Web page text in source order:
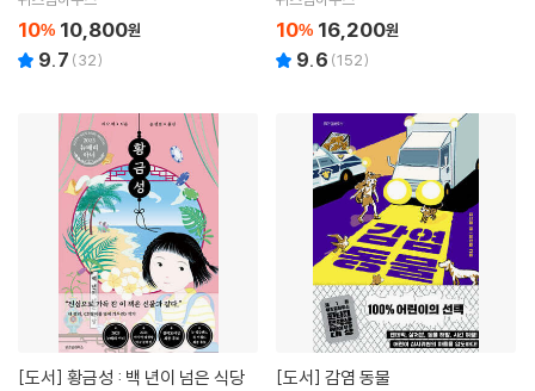
10% 10,800원
9.7 (32)
10% 16,200원
9.6 (152)
[도서] 황금성 : 백 년이 넘은 식당 [도서] 감염 동물